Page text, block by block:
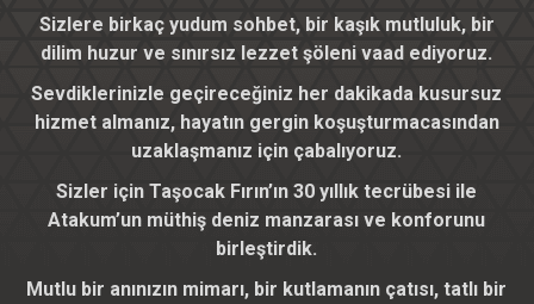
Sizlere birkaç yudum sohbet, bir kaşık mutluluk, bir
dilim huzur ve sınırsız lezzet şöleni vaad ediyoruz.
Sevdiklerinizle geçireceğiniz her dakikada kusursuz
hizmet almanız, hayatın gergin koşuşturmacasından
uzaklaşmanız için çabalıyoruz.
Sizler için Taşocak Fırın’ın 30 yıllık tecrübesi ile
Atakum’un müthiş deniz manzarası ve konforunu
birleştirdik.
Mutlu bir anınızın mimarı, bir kutlamanın çatısı, tatlı bir